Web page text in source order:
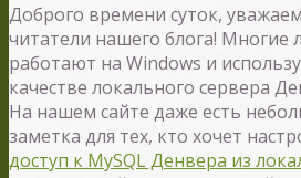
Доброго времени суток,
читатели нашего блога! Многие
работают на Windows и
качестве локального сервера
На нашем сайте даже есть
заметка для тех, кто хочет
доступ к MySQL Денвера из